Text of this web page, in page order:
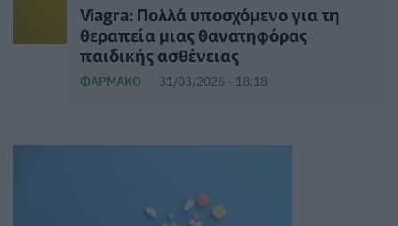
Viagra: Πολλά υποσχόμενο για τη
θεραπεία μιας θανατηφόρας
παιδικής ασθένειας
ΦΆΡΜΑΚΟ 31/03/2026 - 18:18